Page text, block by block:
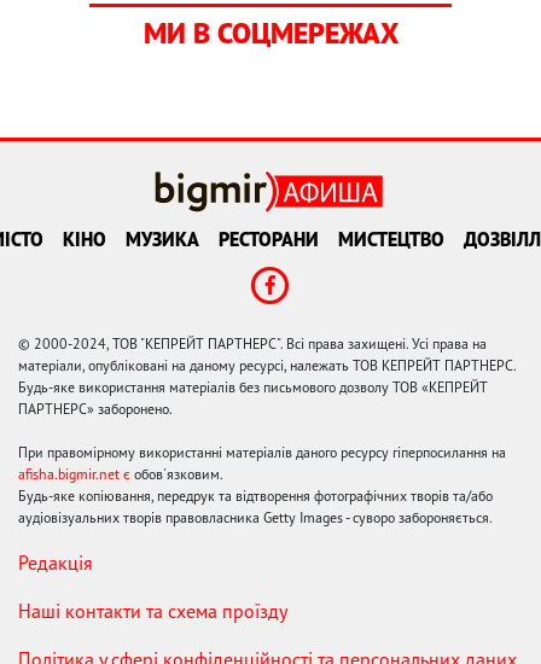
МИ В СОЦМЕРЕЖАХ
КІНО МУЗИКА РЕСТОРАНИ МИСТЕЦТВО
© 2000-2024, ТОВ "КЕПРЕЙТ ПАРТНЕРС". Всі права захищені. Усі права на
матеріали, опубліковані на даному ресурсі, належать ТОВ КЕПРЕЙТ ПАРТНЕРС.
Будь-яке використання матеріалів без письмового дозволу ТОВ «КЕПРЕЙТ
ПАРТНЕРС» заборонено.
При правомірному використанні матеріалів даного ресурсу гіперпосилання на
afisha.bigmir.net є обов'язковим.
Будь-яке копіювання, передрук та відтворення фотографічних творів та/або
аудіовізуальних творів правовласника Getty Images - суворо забороняється.
Редакція
Наші контакти та схема проїзду